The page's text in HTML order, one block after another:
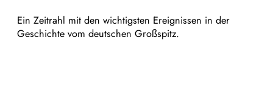
Ein Zeitrahl mit den wichtigsten Ereignissen in der
Geschichte vom deutschen Großspitz.